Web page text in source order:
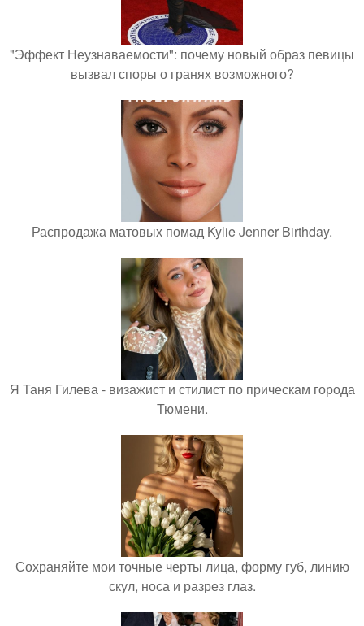
"Эффект Неузнаваемости": почему новый образ певицы
вызвал споры о гранях возможного?
Распродажа матовых помад Kylie Jenner Birthday.
Я Таня Гилева - визажист и стилист по прическам города
Тюмени.
Сохраняйте мои точные черты лица, форму губ, линию
скул, носа и разрез глаз.